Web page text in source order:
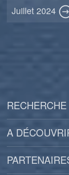
Juillet 2024
RECHERCHE
A